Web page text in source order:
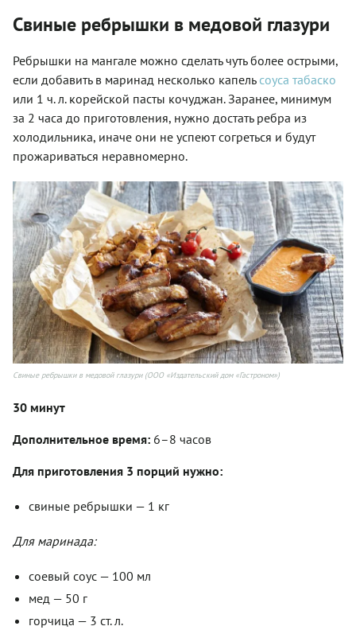
Свиные ребрышки в медовой глазури
Ребрышки на мангале можно сделать чуть более острыми,
если добавить в маринад несколько капель соуса табаско
или 1 ч. л. корейской пасты кочуджан. Заранее, минимум
за 2 часа до приготовления, нужно достать ребра из
холодильника, иначе они не успеют согреться и будут
прожариваться неравномерно.
Свиные ребрышки в медовой глазури (ООО «Издательский дом «Гастроном»)
30 минут
Дополнительное время: 6–8 часов
Для приготовления 3 порций нужно:
свиные ребрышки — 1 кг
Для маринада:
соевый соус — 100 мл
мед — 50 г
горчица — 3 ст. л.